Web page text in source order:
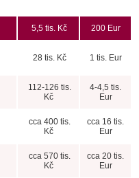
5,5 tis. Kč 200 Eur
28 tis. Kč 1 tis. Eur
112-126 tis.
Kč
4-4,5 tis.
Eur
cca 400 tis.
Kč
cca 16 tis.
Eur
cca 570 tis.
Kč
cca 20 tis.
Eur